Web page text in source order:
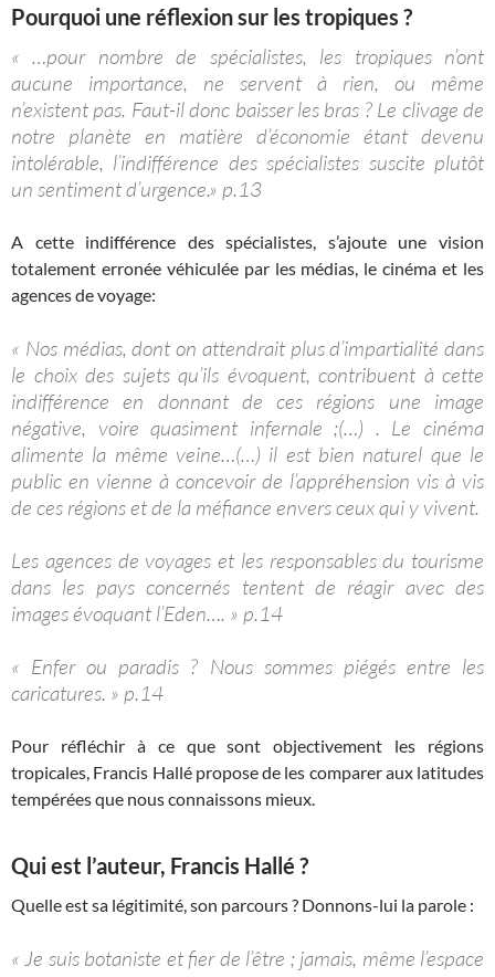
Pourquoi une réflexion sur les tropiques ?
« …pour nombre de spécialistes, les tropiques n’ont
aucune importance, ne servent à rien, ou même
n’existent pas. Faut-il donc baisser les bras ? Le clivage de
notre planète en matière d’économie étant devenu
intolérable, l’indifférence des spécialistes suscite plutôt
un sentiment d’urgence.» p.13
A cette indifférence des spécialistes, s’ajoute une vision
totalement erronée véhiculée par les médias, le cinéma et les
agences de voyage:
« Nos médias, dont on attendrait plus d’impartialité dans
le choix des sujets qu’ils évoquent, contribuent à cette
indifférence en donnant de ces régions une image
négative, voire quasiment infernale ;(…) . Le cinéma
alimente la même veine…(…) il est bien naturel que le
public en vienne à concevoir de l’appréhension vis à vis
de ces régions et de la méfiance envers ceux qui y vivent.
Les agences de voyages et les responsables du tourisme
dans les pays concernés tentent de réagir avec des
images évoquant l’Eden…. » p.14
« Enfer ou paradis ? Nous sommes piégés entre les
caricatures. » p.14
Pour réfléchir à ce que sont objectivement les régions
tropicales, Francis Hallé propose de les comparer aux latitudes
tempérées que nous connaissons mieux.
Qui est l’auteur, Francis Hallé ?
Quelle est sa légitimité, son parcours ? Donnons-lui la parole :
« Je suis botaniste et fier de l’être ; jamais, même l’espace